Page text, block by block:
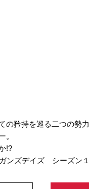
矜持を巡る二つの勢
。
!?
ンズデイズ シーズン